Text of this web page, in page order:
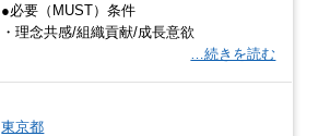
●必要（MUST）条件
・理念共感/組織貢献/成長意欲
…続きを読む
東京都